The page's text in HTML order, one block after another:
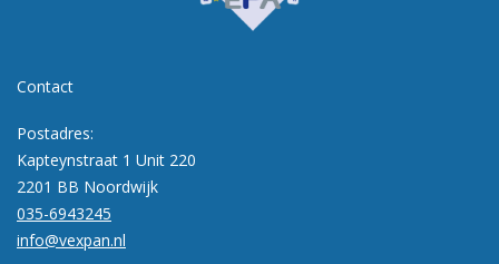
Contact
Postadres:
Kapteynstraat 1 Unit 220
2201 BB Noordwijk
035-6943245
info@vexpan.nl